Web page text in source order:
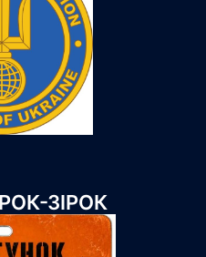
ЗІРОК